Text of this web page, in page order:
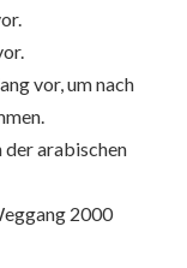
vor, um nach
der arabischen
2000